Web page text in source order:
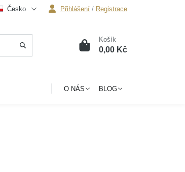
Česko Přihlášení / Registrace
0 Košík
0,00 Kč
O NÁS BLOG